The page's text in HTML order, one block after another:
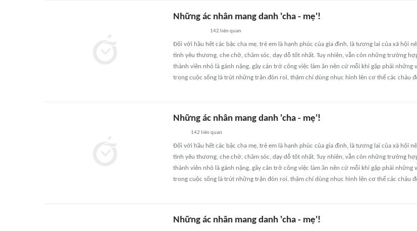
Những ác nhân mang danh 'cha - mẹ'!
142 liên quan
Đối với hầu hết các bậc cha mẹ, trẻ em là hạnh phúc của gia đình, là tương lai của xã hội
tình yêu thương, che chở, chăm sóc, dạy dỗ tốt nhất. Tuy nhiên, vẫn còn những trường
thành viên nhỏ là gánh nặng, gây cản trở công việc làm ăn nên cứ mỗi khi gặp phải những
trong cuộc sống là trút những trận đòn roi, thậm chí dùng nhục hình lên cơ thể các cháu
Những ác nhân mang danh 'cha - mẹ'!
142 liên quan
Đối với hầu hết các bậc cha mẹ, trẻ em là hạnh phúc của gia đình, là tương lai của xã hội
tình yêu thương, che chở, chăm sóc, dạy dỗ tốt nhất. Tuy nhiên, vẫn còn những trường
thành viên nhỏ là gánh nặng, gây cản trở công việc làm ăn nên cứ mỗi khi gặp phải những
trong cuộc sống là trút những trận đòn roi, thậm chí dùng nhục hình lên cơ thể các cháu
Những ác nhân mang danh 'cha - mẹ'!